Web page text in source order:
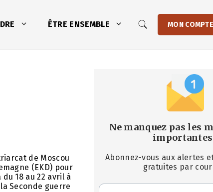
ÊTRE ENSEMBLE MON COMPTE
de Moscou
(EKD) pour
18 au 22 avril à
Seconde guerre
Ne manquez pas les
importantes
Abonnez-vous aux alertes
gratuites par